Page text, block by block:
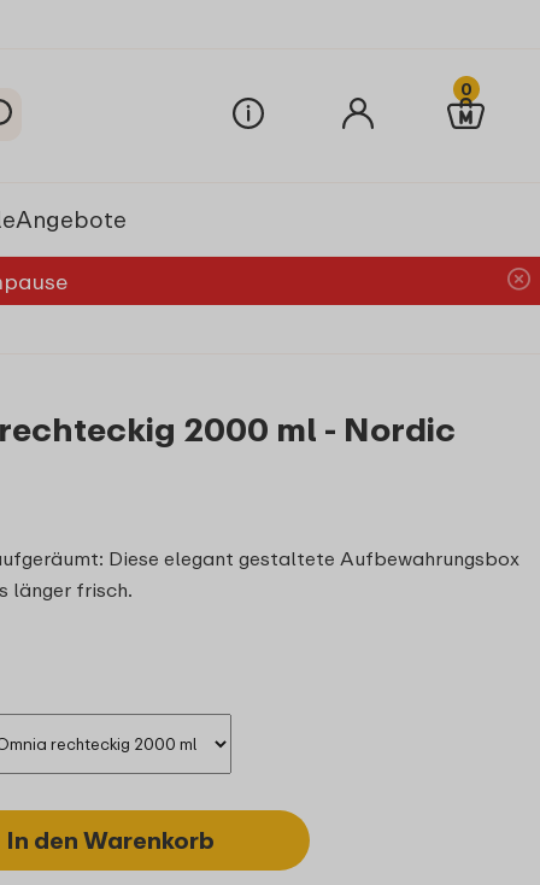
0
Angebote
2000 ml - Nordic
Diese elegant gestaltete Aufbewahrungsbox
länger frisch.
In den Warenkorb